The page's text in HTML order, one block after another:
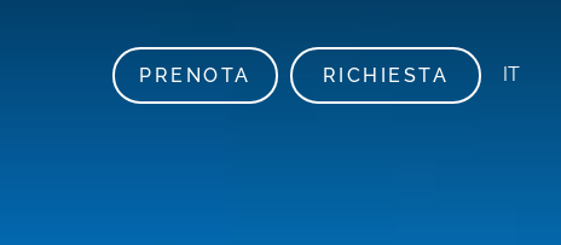
PRENOTA RICHIESTA IT